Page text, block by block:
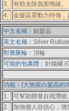
3.
有助去除負面惰緒。
4.
金髮晶震動力特強
中文名稱： 銀髮晶
英文名稱： Silver
對應脈輪： 頂輪
可能的包裹體： 針鐵礦
功能：(大致跟白髮晶的
1.
可幫助開發自我潛能
2.
加強個人自信心，增